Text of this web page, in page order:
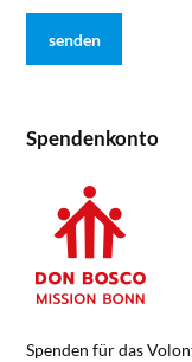
Spendenkonto
Spenden für das